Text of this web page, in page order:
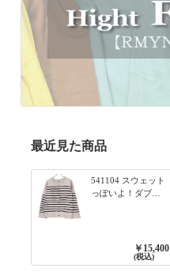
最近見た商品
541104 スウェット
っぽいよ！ダブル
プルオーバー 101オ
フベージュ×ネイビ
￥15,400
(税込)